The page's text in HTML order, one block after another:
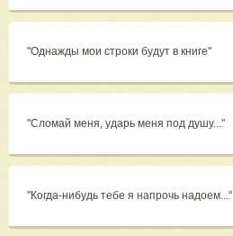
"Однажды мои строки будут в книге"
"Сломай меня, ударь меня под душу..."
"Когда-нибудь тебе я напрочь надоем..."